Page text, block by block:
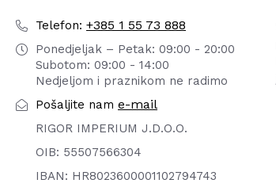
Telefon: +385 1 55 73 888
Ponedjeljak – Petak: 09:00 - 20:00
Subotom: 09:00 - 14:00
Nedjeljom i praznikom ne radimo
Pošaljite nam e-mail
RIGOR IMPERIUM J.D.O.O.
OIB: 55507566304
IBAN: HR8023600001102794743